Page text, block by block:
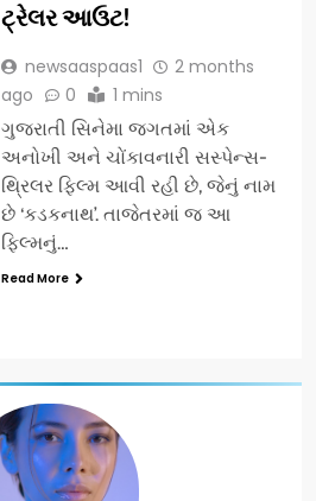
ટ્રેલર આઉટ!
newsaaspaas1
2 months
ago
0 1 mins
ગુજરાતી સિનેમા જગતમાં એક
અનોખી અને ચોંકાવનારી સસ્પેન્સ-
થ્રિલર ફિલ્મ આવી રહી છે, જેનું નામ
છે ‘કડકનાથ’. તાજેતરમાં જ આ
ફિલ્મનું…
Read More